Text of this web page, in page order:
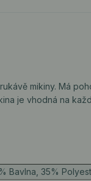
mikiny. Má
je vhodná na
Bavlna, 35%